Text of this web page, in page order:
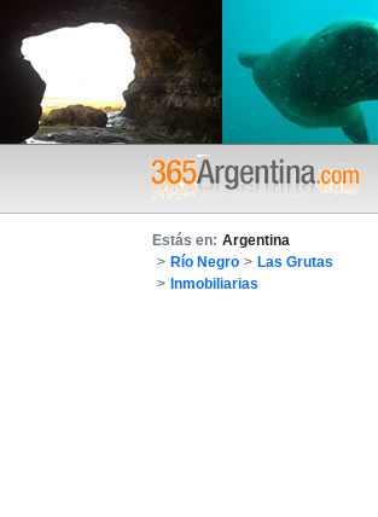
Estás en: Argentina
> Río Negro > Las Grutas
> Inmobiliarias